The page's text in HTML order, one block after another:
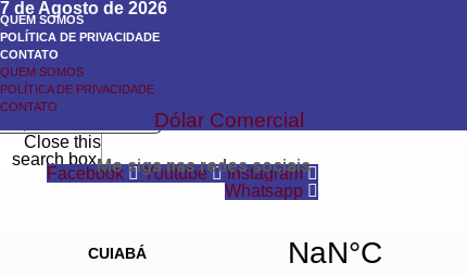
7 de Agosto de 2026
QUEM SOMOS
POLÍTICA DE PRIVACIDADE
CONTATO
QUEM SOMOS
POLÍTICA DE PRIVACIDADE
CONTATO
Dólar Comercial
Search
Search
Close this
search box.Me siga nas redes sociais
Facebook Youtube
Instagram
Whatsapp